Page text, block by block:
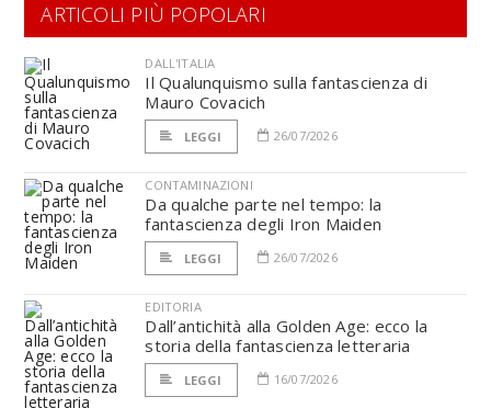
ARTICOLI PIÙ POPOLARI
DALL'ITALIA
Il Qualunquismo sulla fantascienza di
Mauro Covacich
LEGGI 26/07/2026
CONTAMINAZIONI
Da qualche parte nel tempo: la
fantascienza degli Iron Maiden
LEGGI 26/07/2026
EDITORIA
Dall’antichità alla Golden Age: ecco la
storia della fantascienza letteraria
LEGGI 16/07/2026